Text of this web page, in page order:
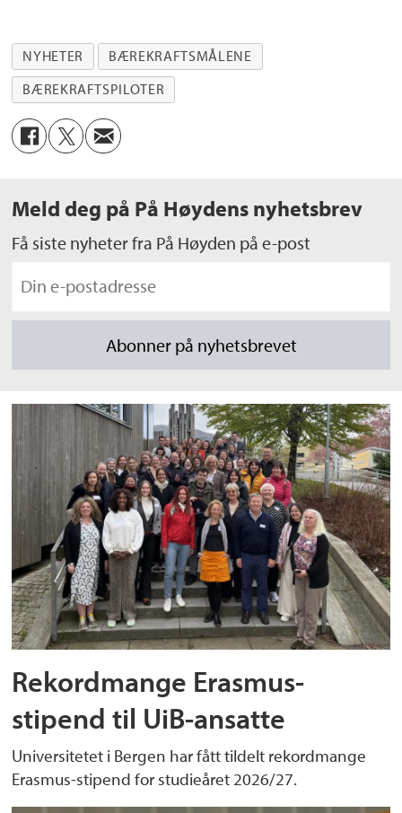
NYHETER
BÆREKRAFTSMÅLENE
BÆREKRAFTSPILOTER
Meld deg på På Høydens nyhetsbrev
Få siste nyheter fra På Høyden på e-post
Rekordmange Erasmus-
stipend til UiB-ansatte
Universitetet i Bergen har fått tildelt rekordmange
Erasmus-stipend for studieåret 2026/27.